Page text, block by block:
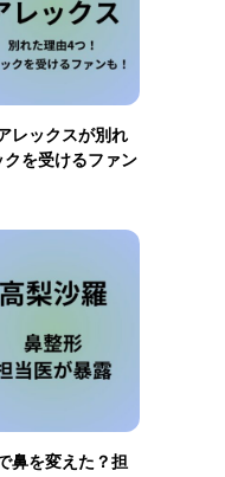
レックスが別れ
を受けるファン
鼻を変えた？担